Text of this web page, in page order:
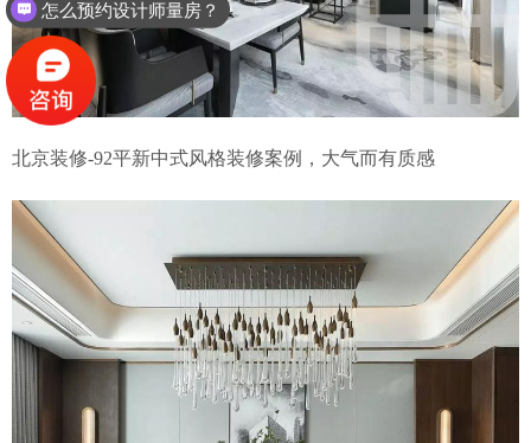
北京装修-92平新中式风格装修案例，大气而有质感
怎么预约设计师量房？